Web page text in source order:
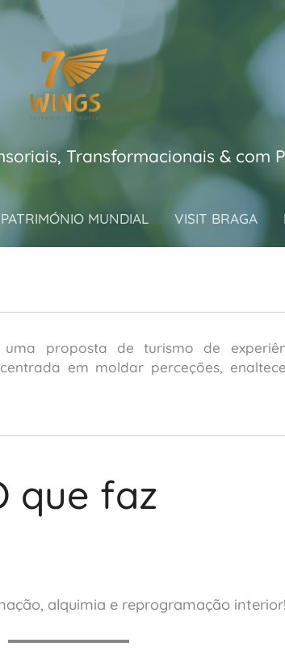
Transformacionais & com
PATRIMÓNIO MUNDIAL VISIT BRAGA
proposta de turismo de
em moldar perceções,
que faz
alquimia e reprogramação interior!